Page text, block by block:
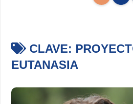
CLAVE:
EUTANASIA